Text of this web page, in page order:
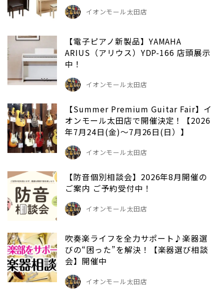
イオンモール太田店
【電子ピアノ新製品】YAMAHA
ARIUS（アリウス）YDP-166 店頭展示
中！
イオンモール太田店
【Summer Premium Guitar Fair】イ
オンモール太田店で開催決定！【2026
年7月24日(金)～7月26日(日）】
イオンモール太田店
【防音個別相談会】2026年8月開催の
ご案内 ご予約受付中！
イオンモール太田店
吹奏楽ライフを全力サポート♪楽器選
びの“困った”を解決！【楽器選び相談
会】開催中
イオンモール太田店